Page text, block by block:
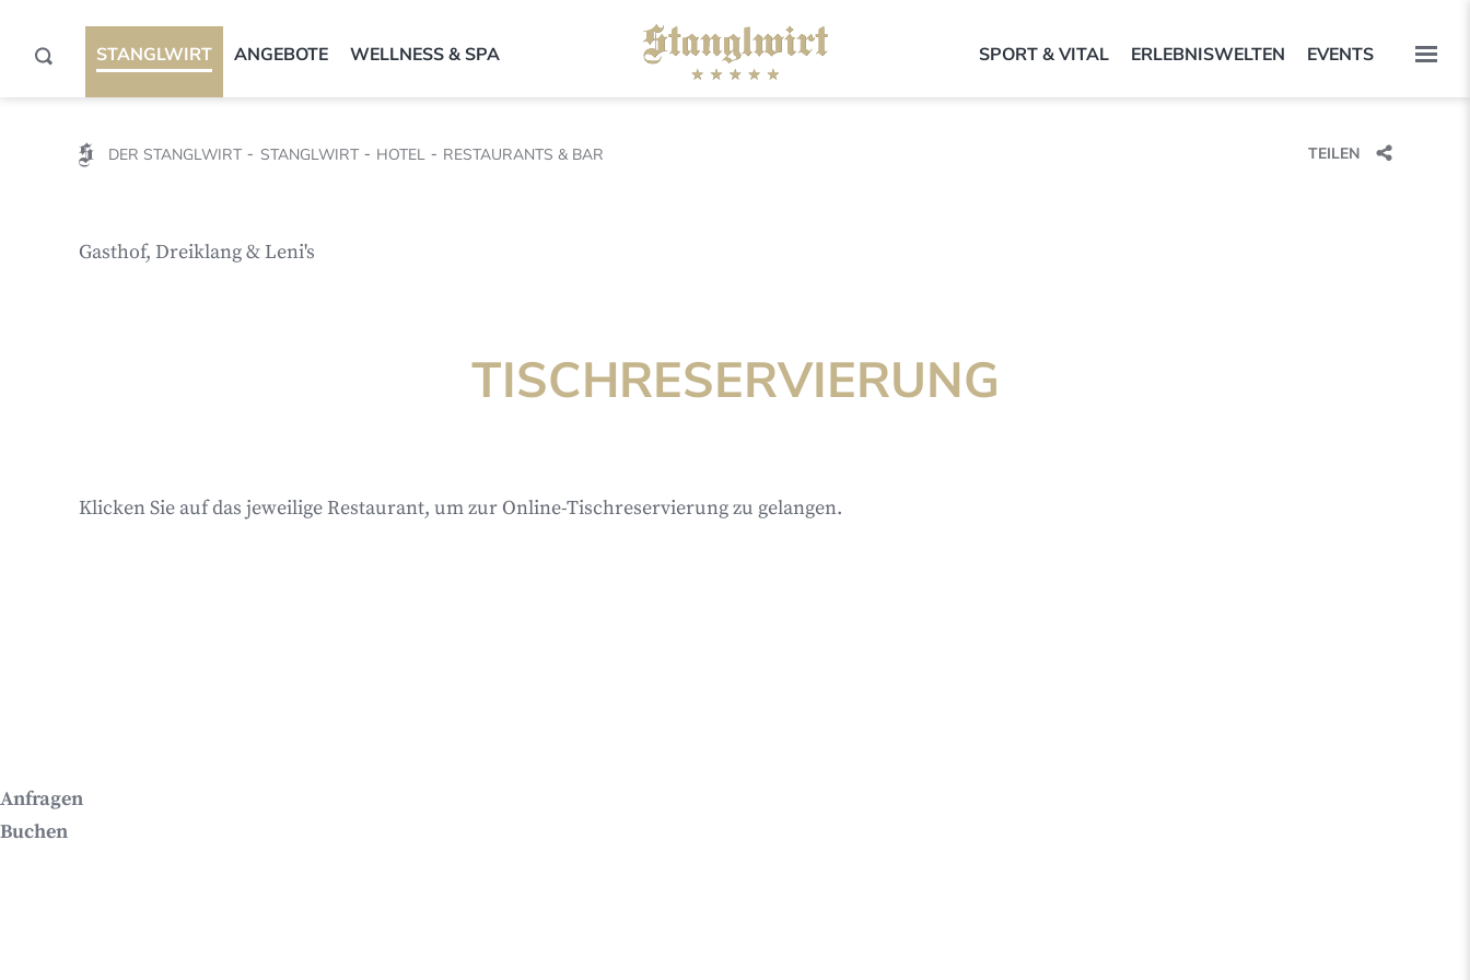
STANGLWIRT ANGEBOTE WELLNESS & SPA EVENTS
ERLEBNISWELTEN
SPORT & VITAL
DER STANGLWIRT STANGLWIRT HOTEL RESTAURANTS & BAR TEILEN
Gasthof, Dreiklang & Leni's
TISCHRESERVIERUNG
Klicken Sie auf das jeweilige Restaurant, um zur Online-Tischreservierung zu gelangen.
Anfragen
Buchen